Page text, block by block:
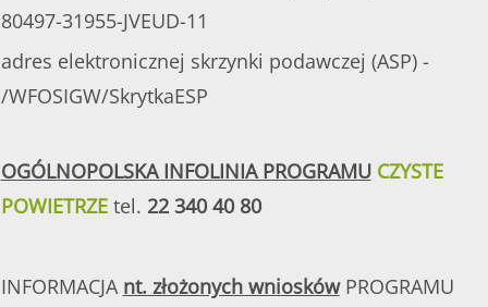
80497-31955-JVEUD-11
adres elektronicznej skrzynki podawczej (ASP) -
/WFOSIGW/SkrytkaESP
OGÓLNOPOLSKA INFOLINIA PROGRAMUCZYSTE
POWIETRZEtel. 22 340 40 80
INFORMACJA nt. złożonych wnioskówPROGRAMU